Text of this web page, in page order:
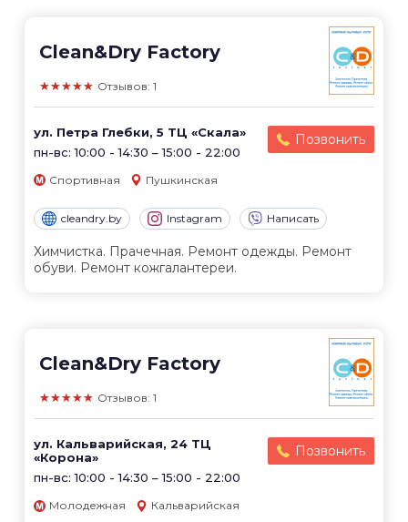
Clean&Dry Factory
★★★★★ Отзывов: 1
ул. Петра Глебки, 5 ТЦ «Скала»
пн-вс: 10:00 - 14:30 – 15:00 - 22:00
Позвонить
Спортивная Пушкинская
cleandry.by Instagram Написать
Химчистка. Прачечная. Ремонт одежды. Ремонт
обуви. Ремонт кожгалантереи.
Clean&Dry Factory
★★★★★ Отзывов: 1
ул. Кальварийская, 24 ТЦ
«Корона»
пн-вс: 10:00 - 14:30 – 15:00 - 22:00
Позвонить
Молодежная Кальварийская